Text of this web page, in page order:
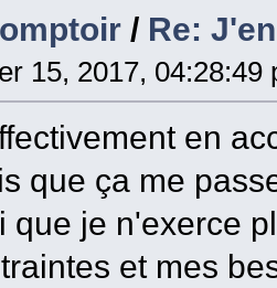
/ Re:
15, 2017, 04:28:49
en
que ça me
que je n'exerce
et mes